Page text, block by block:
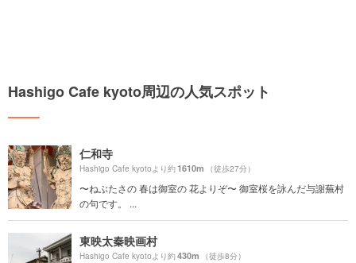
Hashigo Cafe kyoto周辺の人気スポット
仁和寺
Hashigo Cafe kyotoより約1610m （徒歩27分）
〜ねぶたさの 春は御室の 花よりぞ〜 御室桜を詠んだ与謝蕪村
の句です。 ...
東映太秦映画村
Hashigo Cafe kyotoより約430m （徒歩8分）